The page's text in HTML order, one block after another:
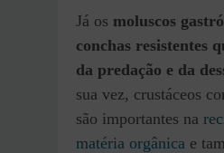
Já os moluscos
conchas resistentes
da predação e da
sua vez, crustáceos
são importantes na
matéria orgânica e